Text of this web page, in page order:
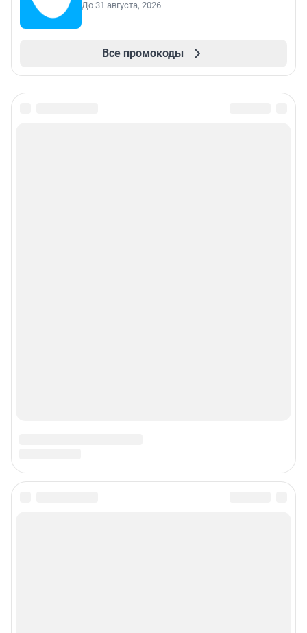
До 31 августа, 2026
Все промокоды